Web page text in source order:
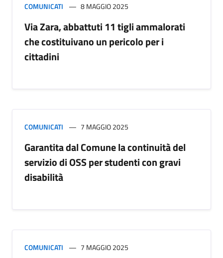
COMUNICATI 8 MAGGIO 2025
Via Zara, abbattuti 11 tigli ammalorati
che costituivano un pericolo per i
cittadini
COMUNICATI 7 MAGGIO 2025
Garantita dal Comune la continuità del
servizio di OSS per studenti con gravi
disabilità
COMUNICATI 7 MAGGIO 2025